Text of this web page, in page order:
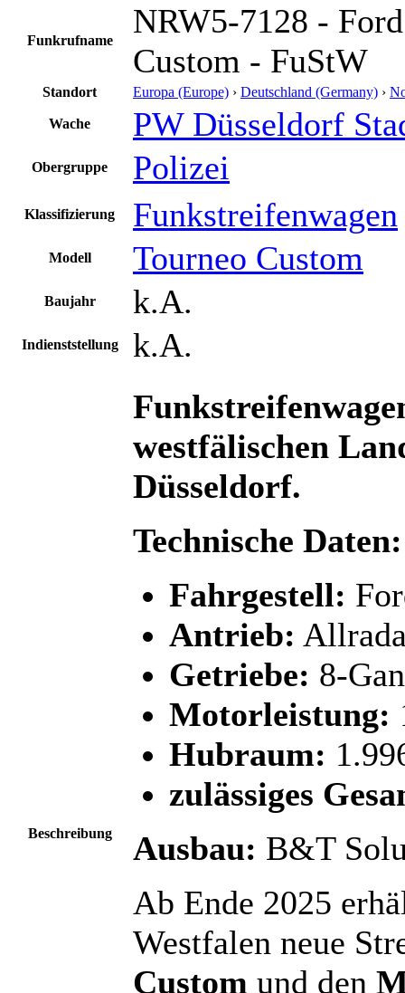
Funkrufname
NRW5-7128 -
Custom - FuStW
Standort Europa (Europe) › Deutschland (Germany) ›
Wache PW Düsseldorf
Obergruppe Polizei
Klassifizierung Funkstreifenwagen
Modell Tourneo Custom
Baujahr k.A.
Indienststellung k.A.
Beschreibung
westfälischen
Düsseldorf.
Technische Daten:
Fahrgestell:
Antrieb:
Getriebe: 8-
Motorleistung:
Hubraum:
zulässiges
Ausbau: B&T
Ab Ende 2025
Westfalen neue
Custom und den